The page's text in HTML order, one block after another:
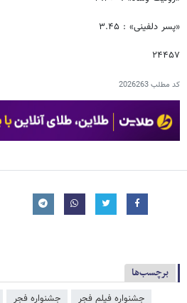
«پسر دلفینی» : ۳.۴۵
۲۴۴۵۷
کد مطلب2026263
برچسب‌ها
جشنواره فیلم فجر جشنواره فجر